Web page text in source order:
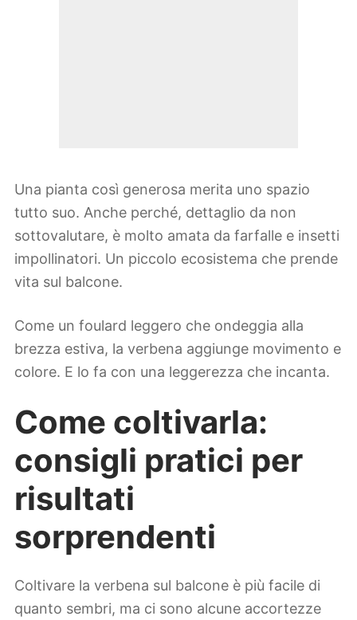
Una pianta così generosa merita uno spazio
tutto suo. Anche perché, dettaglio da non
sottovalutare, è molto amata da farfalle e insetti
impollinatori. Un piccolo ecosistema che prende
vita sul balcone.
Come un foulard leggero che ondeggia alla
brezza estiva, la verbena aggiunge movimento e
colore. E lo fa con una leggerezza che incanta.
Come coltivarla:
consigli pratici per
risultati
sorprendenti
Coltivare la verbena sul balcone è più facile di
quanto sembri, ma ci sono alcune accortezze